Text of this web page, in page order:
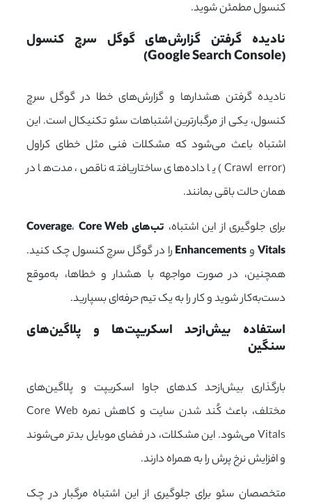
کنسول مطمئن شوید.
نادیده گرفتن گزارش‌های گوگل سرچ کنسول
(Google Search Console)
نادیده گرفتن هشدارها و گزارش‌های خطا در گوگل سرچ
کنسول، یکی از مرگبارترین اشتباهات سئو تکنیکال است. این
اشتباه باعث می‌شود که مشکلات فنی مثل خطای کراول
(
Crawl error ) یا داده‌های ساختاریافته ناقص، مدت‌ها در
همان حالت باقی بمانند.
برای جلوگیری از این اشتباه، تب‌های Coverage ، Core Web
Vitals وEnhancements را در گوگل سرچ کنسول چک کنید.
همچنین، در صورت مواجهه با هشدار و خطاها، به‌موقع
دست‌به‌کار شوید و کار را به یک تیم حرفه‌ای بسپارید.
استفاده بیش‌ازحد اسکریپت‌ها و پلاگین‌های
سنگین
بارگذاری بیش‌ازحد کدهای جاوا اسکریپت و پلاگین‌های
مختلف، باعث کُند شدن سایت و کاهش نمره Core Web
Vitals می‌شود. این مشکلات، در فضای موبایل بدتر می‌شوند
و افزایش نرخ پرش را به همراه دارند.
متخصصان سئو برای جلوگیری از این اشتباه مرگبار در چک